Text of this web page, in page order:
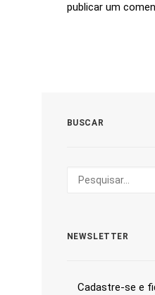
publicar um
BUSCAR
NEWSLETTER
Cadastre-se e